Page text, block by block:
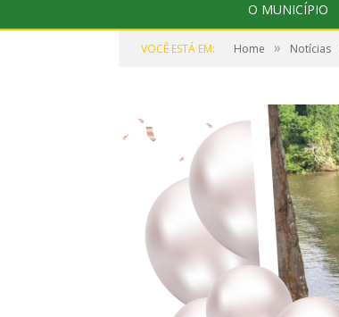
O MUNICÍPIO
VOCÊ ESTÁ EM: Home » Notícias